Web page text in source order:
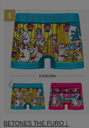
BETONES THE FURO｜